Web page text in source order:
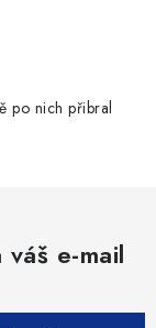
po nich přibral
e-mail